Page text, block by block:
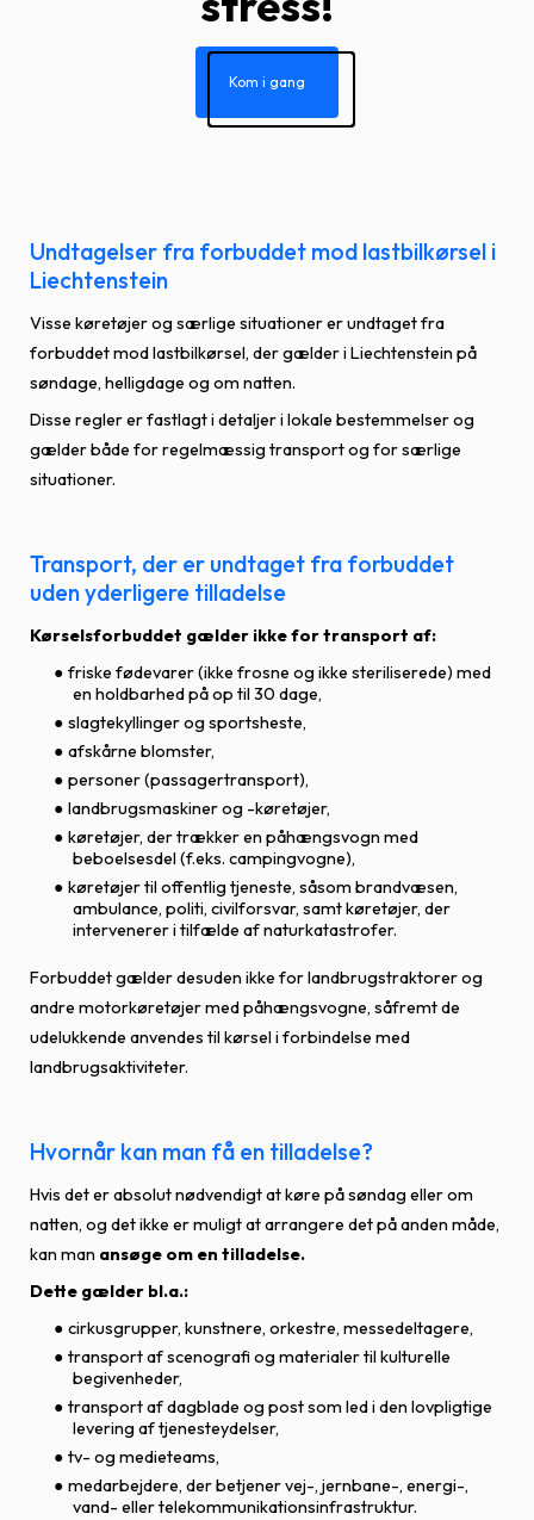
Kom i gang
Undtagelser fra forbuddet mod lastbilkørsel i
Liechtenstein
Visse køretøjer og særlige situationer er undtaget fra
forbuddet mod lastbilkørsel, der gælder i Liechtenstein på
søndage, helligdage og om natten.
Disse regler er fastlagt i detaljer i lokale bestemmelser og
gælder både for regelmæssig transport og for særlige
situationer.
Transport, der er undtaget fra forbuddet
uden yderligere tilladelse
Kørselsforbuddet gælder ikke for transport af:
friske fødevarer (ikke frosne og ikke steriliserede) med
en holdbarhed på op til 30 dage,
slagtekyllinger og sportsheste,
afskårne blomster,
personer (passagertransport),
landbrugsmaskiner og -køretøjer,
køretøjer, der trækker en påhængsvogn med
beboelsesdel (f.eks. campingvogne),
køretøjer til offentlig tjeneste, såsom brandvæsen,
ambulance, politi, civilforsvar, samt køretøjer, der
intervenerer i tilfælde af naturkatastrofer.
Forbuddet gælder desuden ikke for landbrugstraktorer og
andre motorkøretøjer med påhængsvogne, såfremt de
udelukkende anvendes til kørsel i forbindelse med
landbrugsaktiviteter.
Hvornår kan man få en tilladelse?
Hvis det er absolut nødvendigt at køre på søndag eller om
natten, og det ikke er muligt at arrangere det på anden måde,
kan man ansøge om en tilladelse.
Dette gælder bl.a.:
cirkusgrupper, kunstnere, orkestre, messedeltagere,
transport af scenografi og materialer til kulturelle
begivenheder,
transport af dagblade og post som led i den lovpligtige
levering af tjenesteydelser,
tv- og medieteams,
medarbejdere, der betjener vej-, jernbane-, energi-,
vand- eller telekommunikationsinfrastruktur.